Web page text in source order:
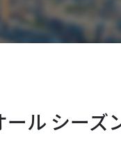
ル シーズ